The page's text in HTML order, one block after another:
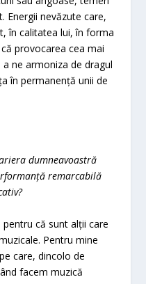
Energii nevăzute care,
în calitatea lui, în forma
provocarea cea mai
ne armoniza de dragul
în permanență unii de
dumneavoastră
remarcabilă
că sunt alții care
Pentru mine
care, dincolo de
facem muzică